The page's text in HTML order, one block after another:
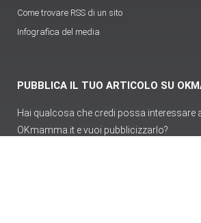
Come trovare RSS di un sito
Infografica del media
PUBBLICA IL TUO ARTICOLO SU
Hai qualcosa che credi possa interessare
OKmamma.it e vuoi pubblicizzarlo?